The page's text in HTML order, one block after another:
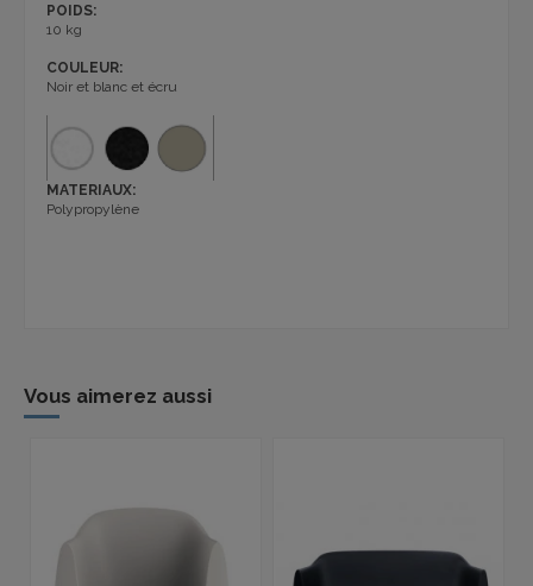
POIDS:
10 kg
COULEUR:
Noir et blanc et écru
MATERIAUX:
Polypropylène
Vous aimerez aussi